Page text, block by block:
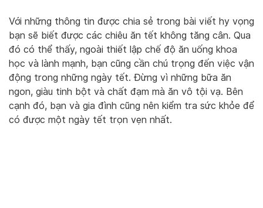
Với những thông tin được chia sẻ trong bài viết hy vọng
bạn sẽ biết được các chiêu ăn tết không tăng cân. Qua
đó có thể thấy, ngoài thiết lập chế độ ăn uống khoa
học và lành mạnh, bạn cũng cần chú trọng đến việc vận
động trong những ngày tết. Đừng vì những bữa ăn
ngon, giàu tinh bột và chất đạm mà ăn vô tội vạ. Bên
cạnh đó, bạn và gia đình cũng nên kiểm tra sức khỏe để
có được một ngày tết trọn vẹn nhất.